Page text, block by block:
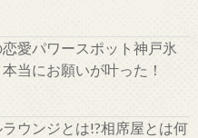
恋愛パワースポット神戸氷
当にお願いが叶った！
ウンジとは!?相席屋とは何